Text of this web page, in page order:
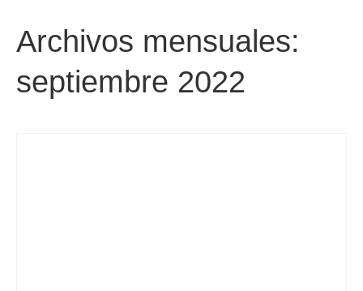
Requisitos
FAQ
Archivos mensuales:
septiembre 2022